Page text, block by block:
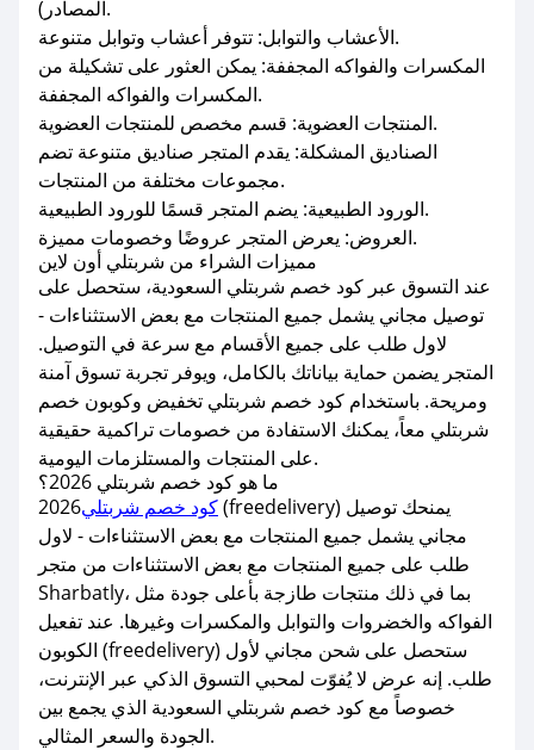
المصادر).
الأعشاب والتوابل: تتوفر أعشاب وتوابل متنوعة.
المكسرات والفواكه المجففة: يمكن العثور على تشكيلة من
المكسرات والفواكه المجففة.
المنتجات العضوية: قسم مخصص للمنتجات العضوية.
الصناديق المشكلة: يقدم المتجر صناديق متنوعة تضم
مجموعات مختلفة من المنتجات.
الورود الطبيعية: يضم المتجر قسمًا للورود الطبيعية.
العروض: يعرض المتجر عروضًا وخصومات مميزة.
مميزات الشراء من شربتلي أون لاين
عند التسوق عبر كود خصم شربتلي السعودية، ستحصل على
توصيل مجاني يشمل جميع المنتجات مع بعض الاستثناءات -
لاول طلب على جميع الأقسام مع سرعة في التوصيل.
المتجر يضمن حماية بياناتك بالكامل، ويوفر تجربة تسوق آمنة
ومريحة. باستخدام كود خصم شربتلي تخفيض وكوبون خصم
شربتلي معاً، يمكنك الاستفادة من خصومات تراكمية حقيقية
على المنتجات والمستلزمات اليومية.
ما هو كود خصم شربتلي 2026؟
كود خصم شربتلي2026 (freedelivery) يمنحك توصيل
مجاني يشمل جميع المنتجات مع بعض الاستثناءات - لاول
طلب على جميع المنتجات مع بعض الاستثناءات من متجر
Sharbatly، بما في ذلك منتجات طازجة بأعلى جودة مثل
الفواكه والخضروات والتوابل والمكسرات وغيرها. عند تفعيل
الكوبون (freedelivery) ستحصل على شحن مجاني لأول
طلب. إنه عرض لا يُفوّت لمحبي التسوق الذكي عبر الإنترنت،
خصوصاً مع كود خصم شربتلي السعودية الذي يجمع بين
الجودة والسعر المثالي.